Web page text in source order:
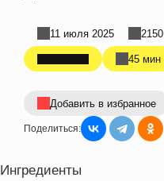
45 мин
11 июля 2025 2150
Добавить в избранное
Поделиться:
Ингредиенты